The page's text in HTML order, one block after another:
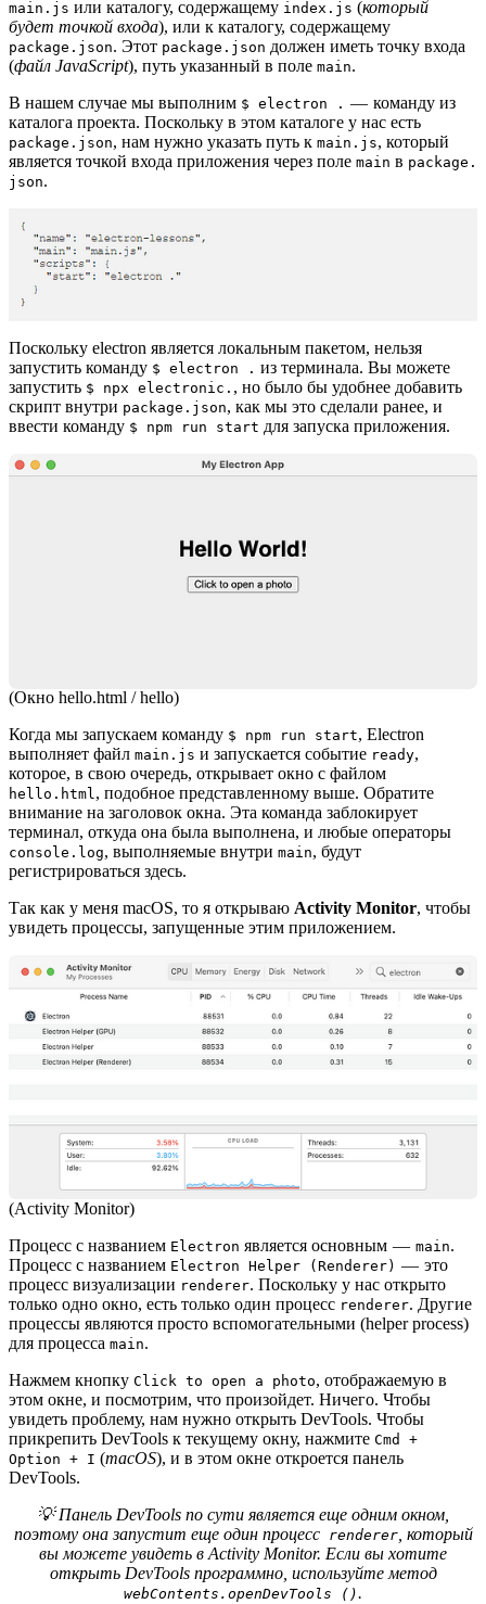
main.js или каталогу, содержащему index.js (который
будет точкой входа), или к каталогу, содержащему
package.json. Этот package.json должен иметь точку входа
(файл JavaScript), путь указанный в поле main.
В нашем случае мы выполним $ electron . — команду из
каталога проекта. Поскольку в этом каталоге у нас есть
package.json, нам нужно указать путь к main.js, который
является точкой входа приложения через поле main в package.
json.
Поскольку electron является локальным пакетом, нельзя
запустить команду $ electron . из терминала. Вы можете
запустить $ npx electronic. , но было бы удобнее добавить
скрипт внутри package.json, как мы это сделали ранее, и
ввести команду $ npm run start для запуска приложения.
(Окно hello.html / hello)
Когда мы запускаем команду $ npm run start, Electron
выполняет файл main.js и запускается событие ready,
которое, в свою очередь, открывает окно с файлом
hello.html, подобное представленному выше. Обратите
внимание на заголовок окна. Эта команда заблокирует
терминал, откуда она была выполнена, и любые операторы
console.log, выполняемые внутри main, будут
регистрироваться здесь.
Так как у меня macOS, то я открываю Activity Monitor, чтобы
увидеть процессы, запущенные этим приложением.
(Activity Monitor)
Процесс с названием Electron является основным — main.
Процесс с названием Electron Helper (Renderer) — это
процесс визуализации renderer. Поскольку у нас открыто
только одно окно, есть только один процесс renderer. Другие
процессы являются просто вспомогательными (helper process)
для процесса main.
Нажмем кнопку Click to open a photo, отображаемую в
этом окне, и посмотрим, что произойдет. Ничего. Чтобы
увидеть проблему, нам нужно открыть DevTools. Чтобы
прикрепить DevTools к текущему окну, нажмите Cmd +
Option + I (macOS), и в этом окне откроется панель
DevTools.
💡 Панель DevTools по сути является еще одним окном,
поэтому она запустит еще один процессrenderer, который
вы можете увидеть в Activity Monitor. Если вы хотите
открыть DevTools программно, используйте метод
webContents.openDevTools ().